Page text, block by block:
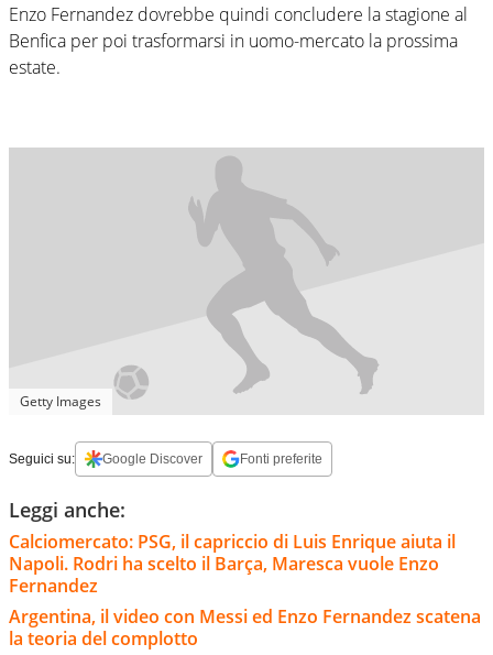
Enzo Fernandez dovrebbe quindi concludere la stagione al
Benfica per poi trasformarsi in uomo-mercato la prossima
estate.
Getty Images
Seguici su: Google Discover Fonti preferite
Leggi anche:
Calciomercato: PSG, il capriccio di Luis Enrique aiuta il
Napoli. Rodri ha scelto il Barça, Maresca vuole Enzo
Fernandez
Argentina, il video con Messi ed Enzo Fernandez scatena
la teoria del complotto